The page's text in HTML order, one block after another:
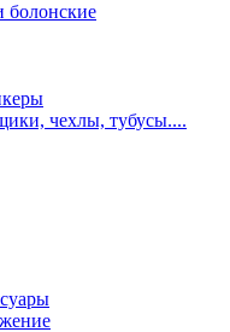
болонские
чехлы, тубусы....